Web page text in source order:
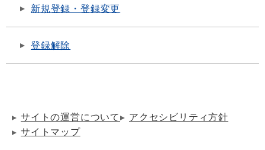
新規登録・登録変更
登録解除
サイトの運営について
アクセシビリティ方針
サイトマップ